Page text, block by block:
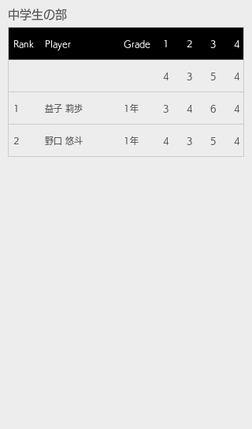
中学生の部
Rank Player Grade 1 2 3 4
4 3 5 4
1 益子 莉歩 1年 3 4 6 4
2 野口 悠斗 1年 4 3 5 4